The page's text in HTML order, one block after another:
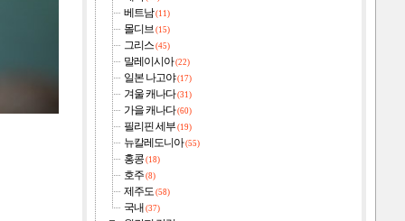
베트남(11)
몰디브 (15)
그리스 (45)
말레이시아(22)
일본 나고야(17)
겨울 캐나다(31)
가을 캐나다(60)
필리핀 세부 (19)
뉴칼레도니아(55)
홍콩 (18)
호주 (8)
제주도 (58)
국내 (37)